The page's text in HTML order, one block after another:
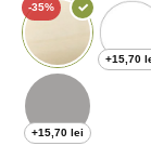
-35%
+15,70 lei